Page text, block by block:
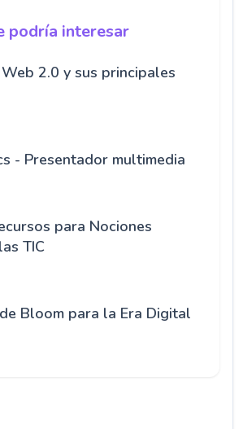
podría interesar
2.0 y sus principales
- Presentador multimedia
para Nociones
TIC
Bloom para la Era Digital